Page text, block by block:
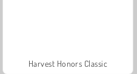
Harvest Honors Classic